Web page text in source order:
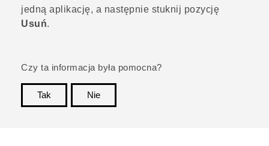
jedną aplikację, a następnie stuknij pozycję
Usuń.
Czy ta informacja była pomocna?
Tak
Nie